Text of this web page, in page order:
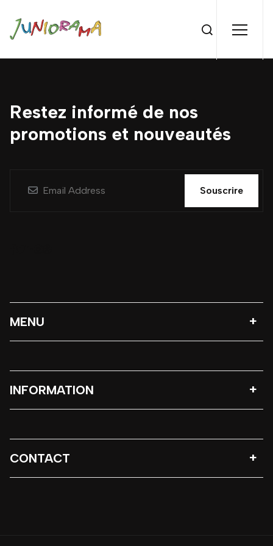
Restez informé de nos
promotions et nouveautés
Souscrire
MENU
INFORMATION
CONTACT